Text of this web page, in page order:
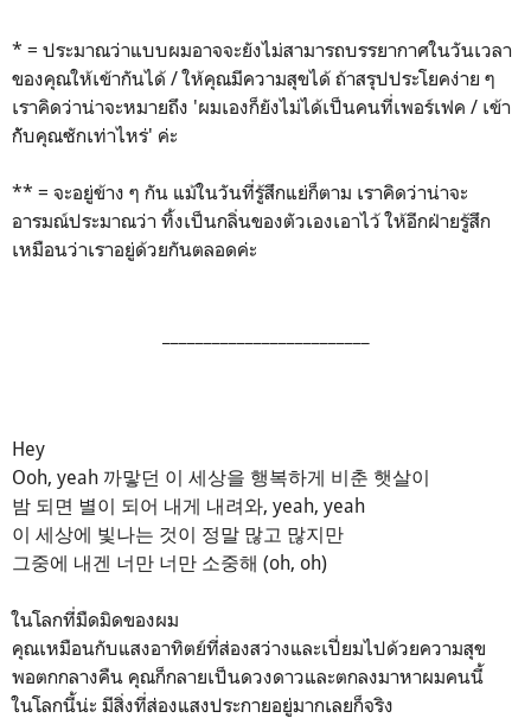
* = ประมาณว่าแบบผมอาจจะยังไม่สามารถบรรยากาศในวันเวลา
ของคุณให้เข้ากันได้ / ให้คุณมีความสุขได้ ถ้าสรุปประโยคง่าย ๆ
เราคิดว่าน่าจะหมายถึง 'ผมเองก็ยังไม่ได้เป็นคนที่เพอร์เฟค / เข้า
กัับคุณซักเท่าไหร่' ค่ะ
** = จะอยู่ข้าง ๆ กัน แม้ในวันที่รู้สึกแย่ก็ตาม เราคิดว่าน่าจะ
อารมณ์ประมาณว่า ทิ้งเป็นกลิ่นของตัวเองเอาไว้ ให้อีกฝ่ายรู้สึก
เหมือนว่าเราอยู่ด้วยกันตลอดค่ะ
Hey
Ooh, yeah 까맣던 이 세상을 행복하게 비춘 햇살이
밤 되면 별이 되어 내게 내려와, yeah, yeah
이 세상에 빛나는 것이 정말 많고 많지만
그중에 내겐 너만 너만 소중해 (oh, oh)
ในโลกที่มืดมิดของผม
คุณเหมือนกับแสงอาทิตย์ที่ส่องสว่างและเปี่ยมไปด้วยความสุข
พอตกกลางคืน คุณก็กลายเป็นดวงดาวและตกลงมาหาผมคนนี้
ในโลกนี้น่ะ มีสิ่งที่ส่องแสงประกายอยู่มากเลยก็จริง